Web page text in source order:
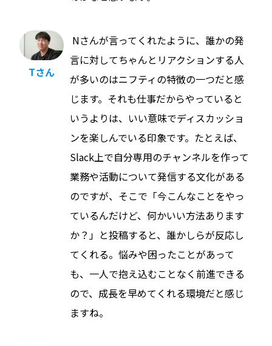
Tさん
Nさんが言ってくれたように、誰かの発
言に対してちゃんとリアクションする人
が多いのはニフティの特徴の一つだと感
じます。それも仕事だからやっていると
いうよりは、いい意味でディスカッショ
ンを楽しんでいる印象です。たとえば、
Slack上で自分専用のチャンネルを作って
業務や活動について発信する文化がある
のですが、そこで「今こんなことをやっ
ているんだけど、何かいい方法あります
か？」と投稿すると、誰かしらが反応し
てくれる。悩みや困ったことがあって
も、一人で抱え込むことなく前進できる
ので、成長を早めてくれる環境だと感じ
ますね。